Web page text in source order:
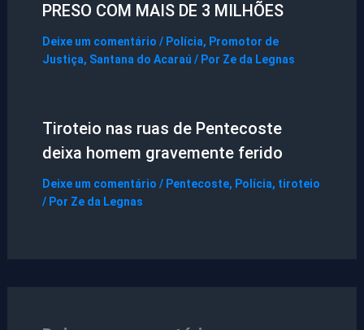
PRESO COM MAIS DE 3 MILHÕES
Deixe um comentário / Polícia, Promotor de
Justiça, Santana do Acaraú / Por Ze da Legnas
Tiroteio nas ruas de Pentecoste
deixa homem gravemente ferido
Deixe um comentário / Pentecoste, Polícia, tiroteio
/ Por Ze da Legnas